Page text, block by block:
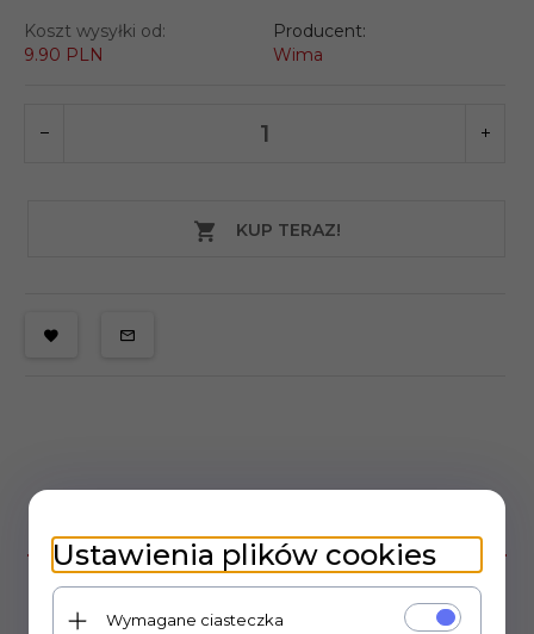
Koszt wysyłki od:
9.90 PLN
Producent:
Wima
KUP TERAZ!
Ustawienia plików cookies
Wymagane ciasteczka